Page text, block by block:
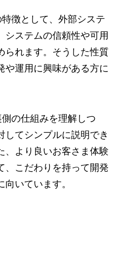
徴として、外部システ
システムの信頼性や可用
られます。そうした性質
や運用に興味がある方に
の仕組みを理解しつ
してシンプルに説明でき
、より良いお客さま体験
、こだわりを持って開発
いています。